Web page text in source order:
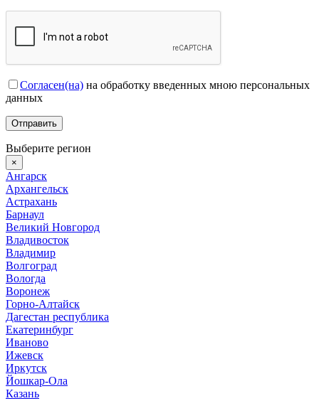
Согласен(на) на обработку введенных мною персональных
данных
Выберите регион
×
Ангарск
Архангельск
Астрахань
Барнаул
Великий Новгород
Владивосток
Владимир
Волгоград
Вологда
Воронеж
Горно-Алтайск
Дагестан республика
Екатеринбург
Иваново
Ижевск
Иркутск
Йошкар-Ола
Казань